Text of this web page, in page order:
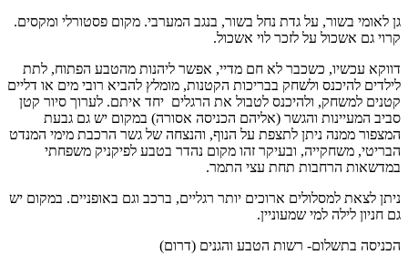
גן לאומי בשור, על גדת נחל בשור, בנגב המערבי. מקום פסטורלי ומקסים.
קרוי גם אשכול על לזכר לוי אשכול.
דווקא עכשיו, כשכבר לא חם מדיי, אפשר ליהנות מהטבע הפתוח, לתת
לילדים להיכנס ולשחק בבריכות הקטנות, מומלץ להביא רובי מים או דליים
קטנים למשחק, ולהיכנס לטבול את הרגלים יחד איתם. לערוך סיור קטן
סביב המעיינות והגשר (אליהם הכניסה אסורה) במקום יש גם גבעת
המצפור ממנה ניתן לתצפת על הנוף, והנצחה של גשר הרכבת מימי המנדט
הבריטי, משחקייה, ובעיקר זהו מקום נהדר בטבע לפיקניק משפחתי
במדשאות הרחבות תחת עצי התמר.
ניתן לצאת למסלולים ארוכים יותר רגליים, ברכב וגם באופניים. במקום יש
גם חניון לילה למי שמעוניין.
הכניסה בתשלום- רשות הטבע והגנים (דרום)